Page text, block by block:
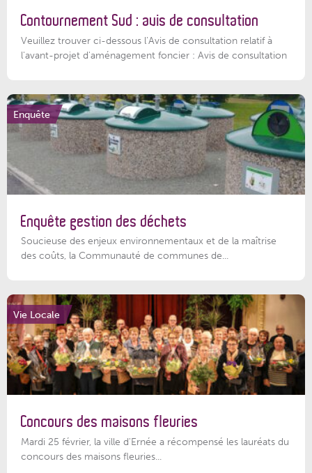
Contournement Sud : avis de consultation
Veuillez trouver ci-dessous l’Avis de consultation relatif à
l'avant-projet d'aménagement foncier : Avis de consultation
Enquête
Enquête gestion des déchets
Soucieuse des enjeux environnementaux et de la maîtrise
des coûts, la Communauté de communes de...
Vie Locale
Concours des maisons fleuries
Mardi 25 février, la ville d'Ernée a récompensé les lauréats du
concours des maisons fleuries...